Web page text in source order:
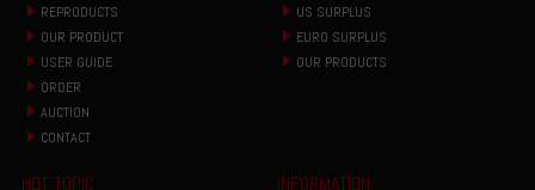
REPRODUCTS
OUR PRODUCT
USER GUIDE
ORDER
AUCTION
CONTACT
US SURPLUS
EURO SURPLUS
OUR PRODUCTS
HOT TOPIC INFORMATION